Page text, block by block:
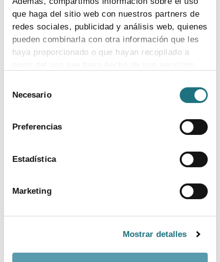
que haga del sitio web con nuestros partners de
redes sociales, publicidad y análisis web, quienes
pueden combinarla con otra información que les
haya proporcionado o que hayan recopilado a
Para más información puede acceder a nuestra
Necesario
Preferencias
Estadística
Marketing
Mostrar detalles
Departamento:
Comunicación Farmaindustria
prensa@farmaindustria.es
https://www.farmaindustria.es/web/prensa/